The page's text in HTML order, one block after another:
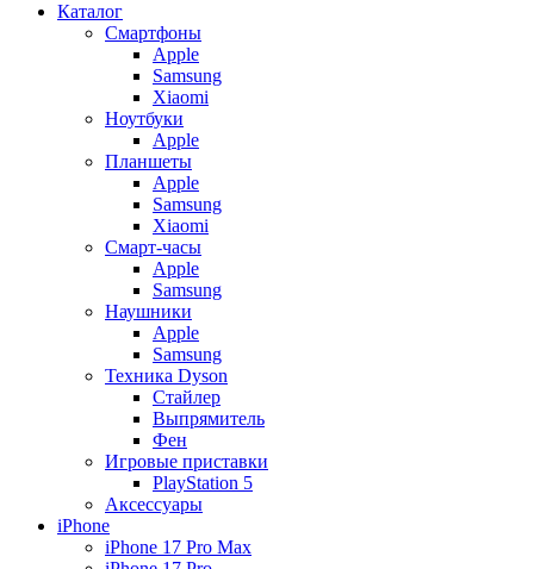
Каталог
Смартфоны
Apple
Samsung
Xiaomi
Ноутбуки
Apple
Планшеты
Apple
Samsung
Xiaomi
Смарт-часы
Apple
Samsung
Наушники
Apple
Samsung
Техника Dyson
Стайлер
Выпрямитель
Фен
Игровые приставки
PlayStation 5
Аксессуары
iPhone
iPhone 17 Pro Max